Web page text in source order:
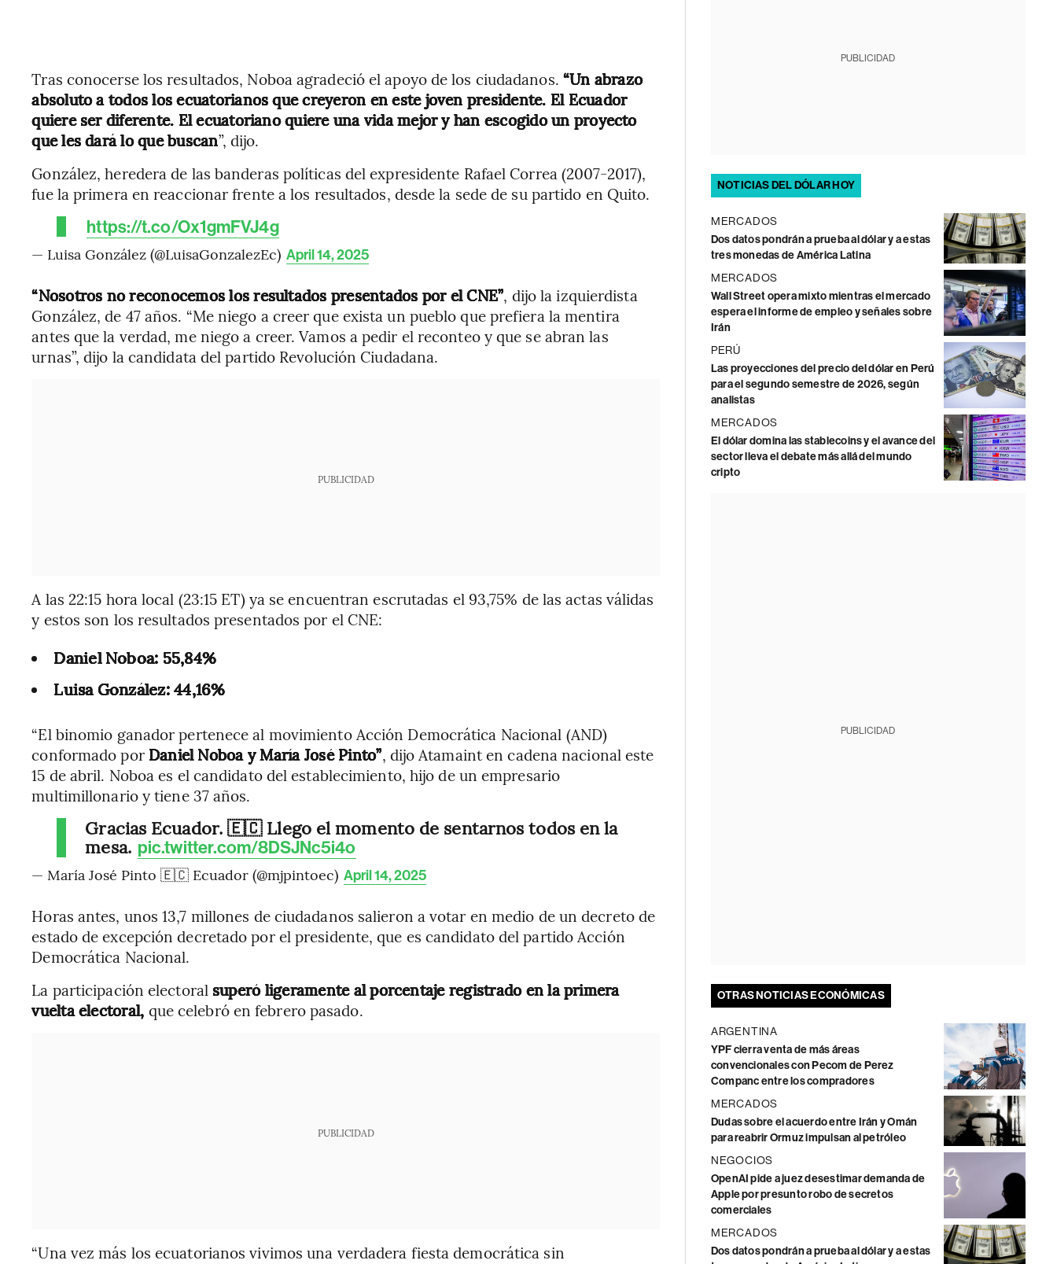
Tras conocerse los resultados, Noboa agradeció el apoyo de los ciudadanos. “Un abrazo
absoluto a todos los ecuatorianos que creyeron en este joven presidente. El Ecuador
quiere ser diferente. El ecuatoriano quiere una vida mejor y han escogido un proyecto
que les dará lo que buscan”, dijo.
González, heredera de las banderas políticas del expresidente Rafael Correa (2007-2017),
fue la primera en reaccionar frente a los resultados, desde la sede de su partido en Quito.
https://t.co/Ox1gmFVJ4g
— Luisa González (@LuisaGonzalezEc) April 14, 2025
“Nosotros no reconocemos los resultados presentados por el CNE”, dijo la izquierdista
González, de 47 años. “Me niego a creer que exista un pueblo que prefiera la mentira
antes que la verdad, me niego a creer. Vamos a pedir el reconteo y que se abran las
urnas”, dijo la candidata del partido Revolución Ciudadana.
PUBLICIDAD
A las 22:15 hora local (23:15 ET) ya se encuentran escrutadas el 93,75% de las actas válidas
y estos son los resultados presentados por el CNE:
Daniel Noboa: 55,84%
Luisa González: 44,16%
“El binomio ganador pertenece al movimiento Acción Democrática Nacional (AND)
conformado por Daniel Noboa y María José Pinto”, dijo Atamaint en cadena nacional este
15 de abril. Noboa es el candidato del establecimiento, hijo de un empresario
multimillonario y tiene 37 años.
Gracias Ecuador. 🇪🇨 Llego el momento de sentarnos todos en la
mesa. pic.twitter.com/8DSJNc5i4o
— María José Pinto 🇪🇨 Ecuador (@mjpintoec) April 14, 2025
Horas antes, unos 13,7 millones de ciudadanos salieron a votar en medio de un decreto de
estado de excepción decretado por el presidente, que es candidato del partido Acción
Democrática Nacional.
La participación electoral superó ligeramente al porcentaje registrado en la primera
vuelta electoral, que celebró en febrero pasado.
PUBLICIDAD
“Una vez más los ecuatorianos vivimos una verdadera fiesta democrática sin
PUBLICIDAD
NOTICIAS DEL DÓLAR HOY
MERCADOS
Dos datos pondrán a prueba al dólar y a estas
tres monedas de América Latina
MERCADOS
Wall Street opera mixto mientras el mercado
espera el informe de empleo y señales sobre
Irán
PERÚ
Las proyecciones del precio del dólar en Perú
para el segundo semestre de 2026, según
analistas
MERCADOS
El dólar domina las stablecoins y el avance del
sector lleva el debate más allá del mundo
cripto
PUBLICIDAD
OTRAS NOTICIAS ECONÓMICAS
ARGENTINA
YPF cierra venta de más áreas
convencionales con Pecom de Perez
Companc entre los compradores
MERCADOS
Dudas sobre el acuerdo entre Irán y Omán
para reabrir Ormuz impulsan al petróleo
NEGOCIOS
OpenAI pide a juez desestimar demanda de
Apple por presunto robo de secretos
comerciales
MERCADOS
Dos datos pondrán a prueba al dólar y a estas